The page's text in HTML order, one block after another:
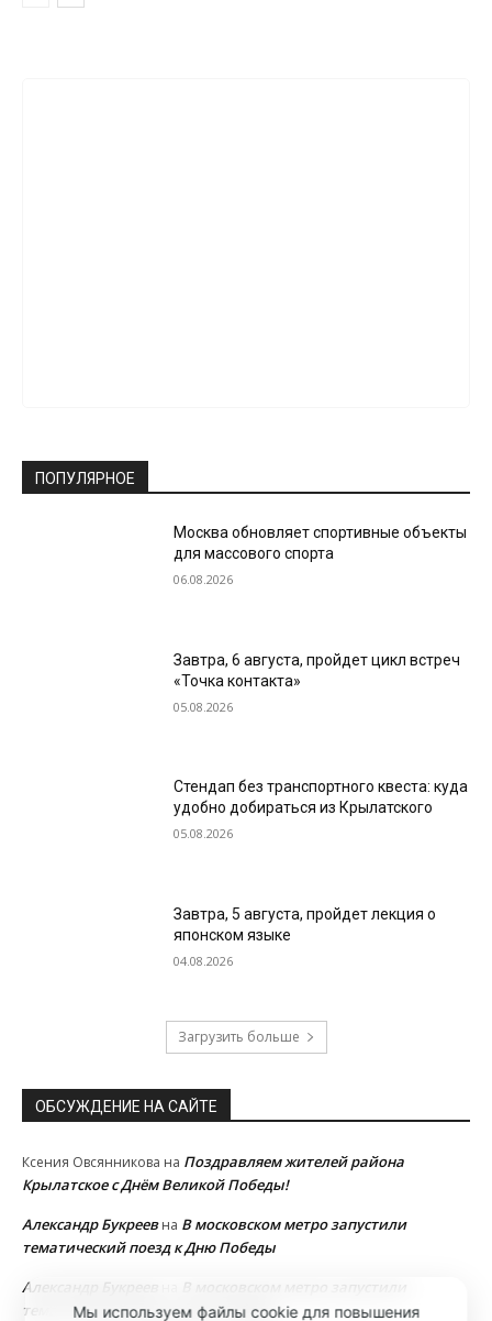
ПОПУЛЯРНОЕ
Москва обновляет спортивные объекты
для массового спорта
06.08.2026
Завтра, 6 августа, пройдет цикл встреч
«Точка контакта»
05.08.2026
Стендап без транспортного квеста: куда
удобно добираться из Крылатского
05.08.2026
Завтра, 5 августа, пройдет лекция о
японском языке
04.08.2026
Загрузить больше
ОБСУЖДЕНИЕ НА САЙТЕ
Ксения Овсянникова на Поздравляем жителей района
Крылатское с Днём Великой Победы!
Александр Букреевна В московском метро запустили
тематический поезд к Дню Победы
Александр Букреев
В московском метро запустили
тематический поезд к Дню Победы
Мы используем файлы cookie для повышения